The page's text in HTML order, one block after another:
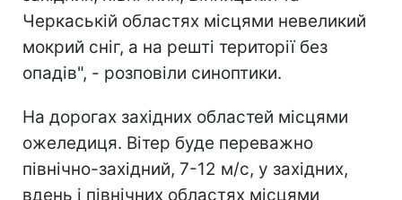
Черкаській областях місцями невеликий
мокрий сніг, а на решті території без
опадів", - розповіли синоптики.
На дорогах західних областей місцями
ожеледиця. Вітер буде переважно
північно-західний, 7-12 м/с, у західних,
вдень і північних областях місцями